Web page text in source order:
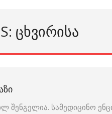
ᲪᲮᲕᲘᲠᲘᲡᲐ
შენგელია. სამედიცინო